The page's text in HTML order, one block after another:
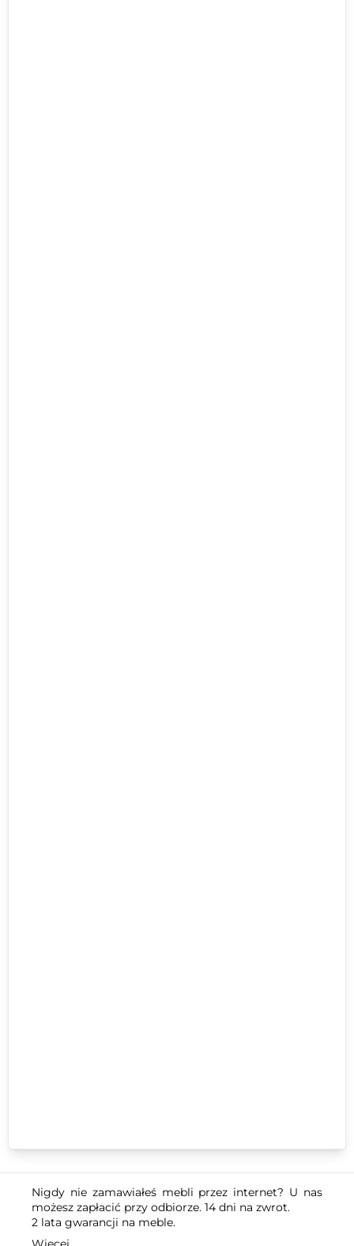
Nigdy nie zamawiałeś mebli przez internet? U nas
możesz zapłacić przy odbiorze. 14 dni na zwrot.
2 lata gwarancji na meble.